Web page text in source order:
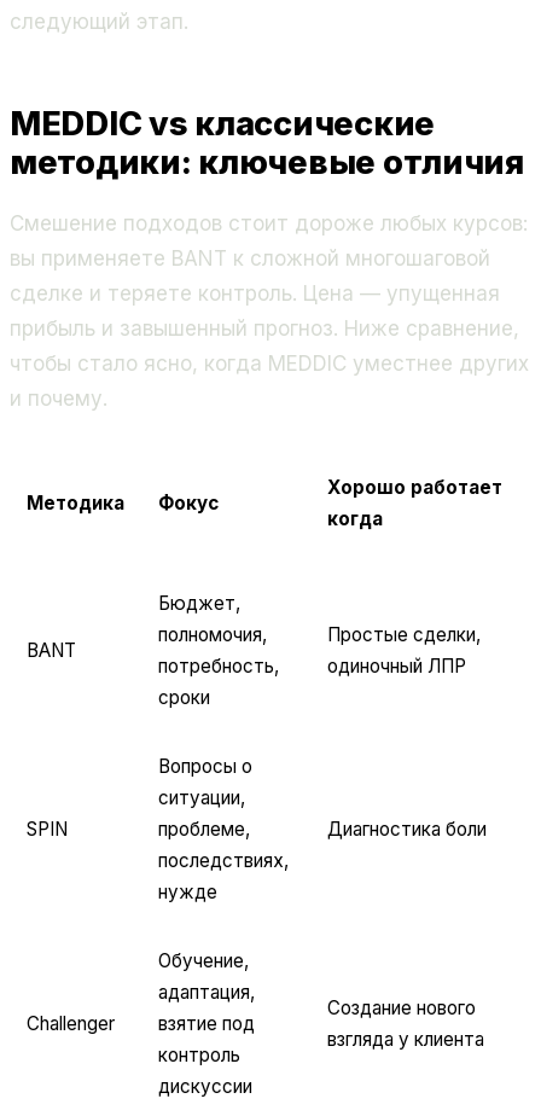
следующий этап.
MEDDIC vs классические
методики: ключевые отличия
Смешение подходов стоит дороже любых курсов:
вы применяете BANT к сложной многошаговой
сделке и теряете контроль. Цена — упущенная
прибыль и завышенный прогноз. Ниже сравнение,
чтобы стало ясно, когда MEDDIC уместнее других
и почему.
Методика Фокус
Хорошо работает
когда
BANT
Бюджет,
полномочия,
потребность,
сроки
Простые сделки,
одиночный ЛПР
SPIN
Вопросы о
ситуации,
проблеме,
последствиях,
нужде
Диагностика боли
Challenger
Обучение,
адаптация,
взятие под
контроль
дискуссии
Создание нового
взгляда у клиента